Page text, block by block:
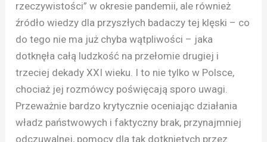
rzeczywistości” w okresie pandemii, ale również
źródło wiedzy dla przyszłych badaczy tej klęski – co
do tego nie ma już chyba wątpliwości – jaka
dotknęła całą ludzkość na przełomie drugiej i
trzeciej dekady XXI wieku. I to nie tylko w Polsce,
chociaż jej rozmówcy poświęcają sporo uwagi.
Przeważnie bardzo krytycznie oceniając działania
władz państwowych i faktyczny brak, przynajmniej
odczuwalnej, pomocy dla tak dotkniętych przez